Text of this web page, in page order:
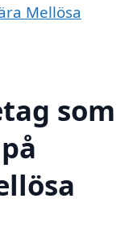
Mellösa
som